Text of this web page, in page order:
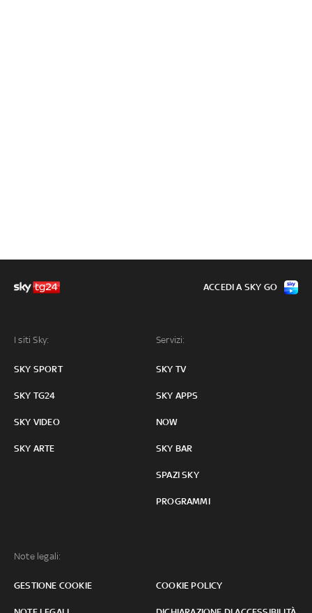
I siti Sky:
SKY SPORT
SKY TG24
SKY VIDEO
SKY ARTE
Servizi:
SKY TV
SKY APPS
NOW
SKY BAR
SPAZI SKY
PROGRAMMI
Note legali:
GESTIONE COOKIE COOKIE POLICY
ACCEDI A SKY GO